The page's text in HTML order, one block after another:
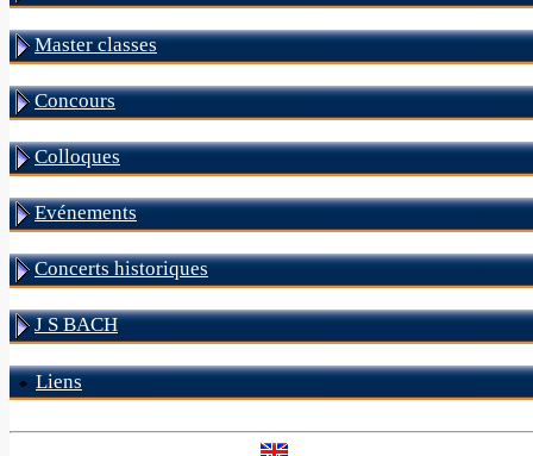
Master classes
Concours
Colloques
Evénements
Concerts historiques
J S BACH
Liens